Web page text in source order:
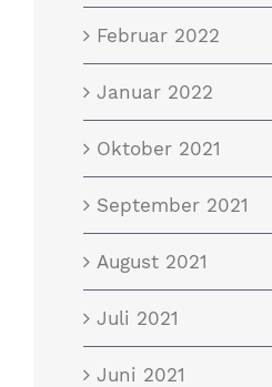
Februar 2022
Januar 2022
Oktober 2021
September 2021
August 2021
Juli 2021
Juni 2021